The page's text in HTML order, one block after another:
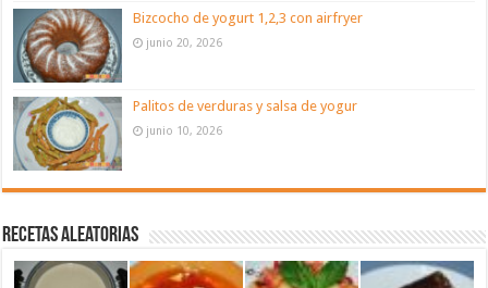
Bizcocho de yogurt 1,2,3 con airfryer
junio 20, 2026
Palitos de verduras y salsa de yogur
junio 10, 2026
Recetas aleatorias